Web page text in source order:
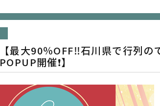
【最大90％OFF‼️石川県で行列
POPUP開催❗️】